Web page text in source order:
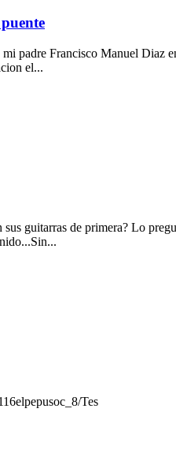
padre Francisco Manuel Diaz
el...
guitarras de primera? Lo
Tes